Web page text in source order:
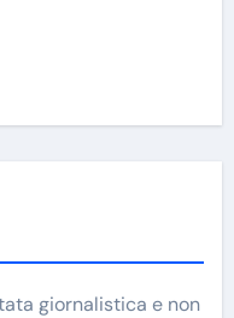
giornalistica e non